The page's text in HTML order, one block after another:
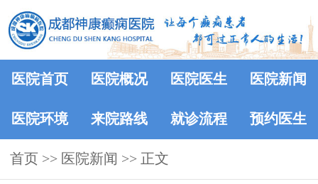
医院首页 医院概况 医院医生 医院新闻
医院环境 来院路线 就诊流程 预约医生
首页 >> 医院新闻 >> 正文